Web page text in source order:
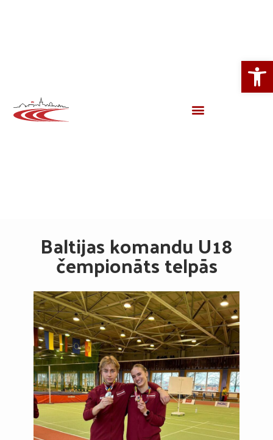
Baltijas komandu U18
čempionāts telpās